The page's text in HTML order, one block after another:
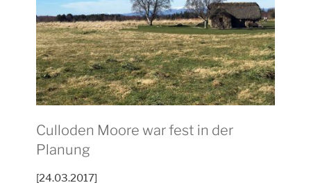
Culloden Moore war fest in der
Planung
[24.03.2017]